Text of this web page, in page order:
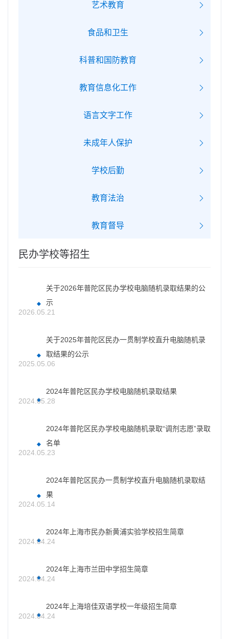
艺术教育
食品和卫生
科普和国防教育
教育信息化工作
语言文字工作
未成年人保护
学校后勤
教育法治
教育督导
民办学校等招生
关于2026年普陀区民办学校电脑随机录取结果的公
示
2026.05.21
关于2025年普陀区民办一贯制学校直升电脑随机录
取结果的公示
2025.05.06
2024年普陀区民办学校电脑随机录取结果
2024.05.28
2024年普陀区民办学校电脑随机录取“调剂志愿”录取
名单
2024.05.23
2024年普陀区民办一贯制学校直升电脑随机录取结
果
2024.05.14
2024年上海市民办新黄浦实验学校招生简章
2024.04.24
2024年上海市兰田中学招生简章
2024.04.24
2024年上海培佳双语学校一年级招生简章
2024.04.24